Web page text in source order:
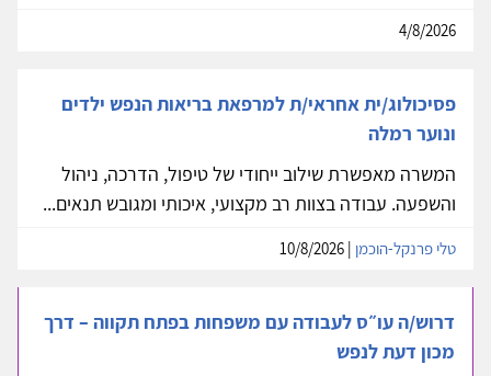
4/8/2026
פסיכולוג/ית אחראי/ת למרפאת בריאות הנפש ילדים
ונוער רמלה
המשרה מאפשרת שילוב ייחודי של טיפול, הדרכה, ניהול
והשפעה. עבודה בצוות רב מקצועי, איכותי ומגובש תנאים...
טלי פרנקל-הוכמן
דרוש/ה עו״ס לעבודה עם משפחות בפתח תקווה – דרך
מכון דעת לנפש